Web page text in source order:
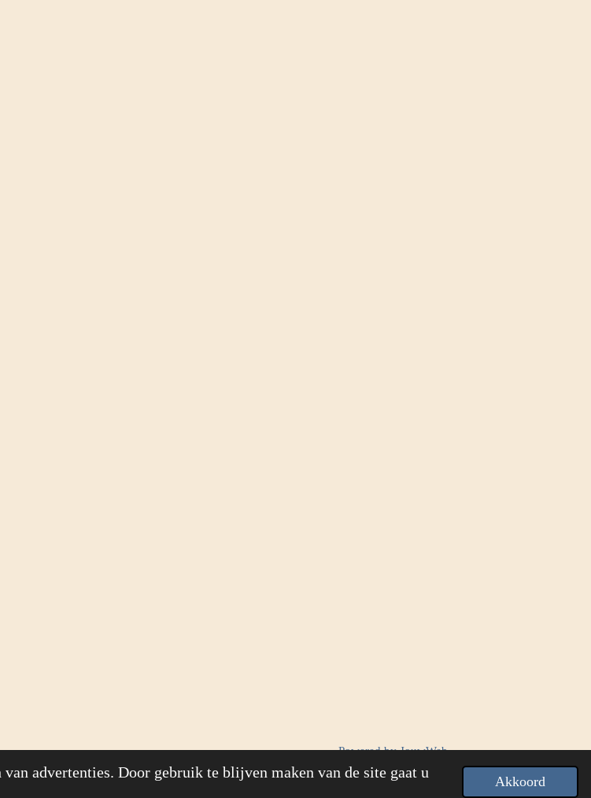
advertenties. Door gebruik te blijven maken van de site gaat u
Akkoord
Powered byJouwWeb